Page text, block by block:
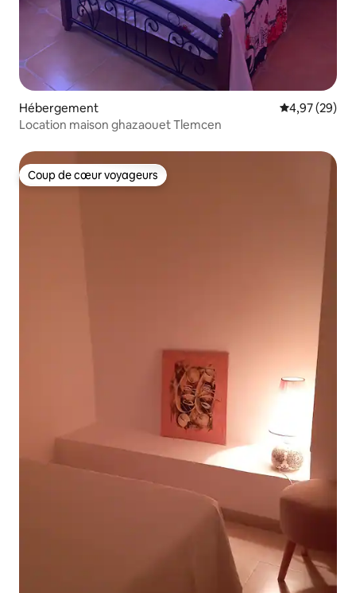
Hébergement Évaluation
4,97 (29)
Location maison ghazaouet Tlemcen
Coup de cœur voyageurs
Coup de cœur voyageurs